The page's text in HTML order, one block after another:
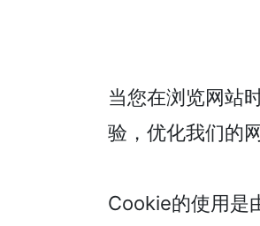
当您在浏览网站
验，优化我们的
Cookie的使用是